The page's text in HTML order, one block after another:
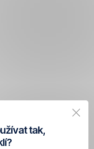
tak,